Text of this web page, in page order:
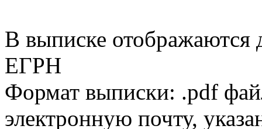
В выписке
ЕГРН
Формат выписки: .pdf
электронную почту,